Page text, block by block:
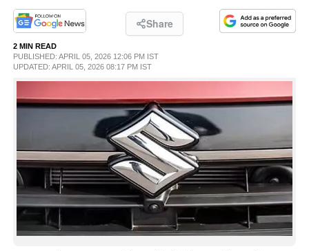
PHOTOS
LIFESTYLE
SPIRITUAL
ART
ASTRO
Share
2 MIN READ
PUBLISHED: APRIL 05, 2026 12:06 PM IST
UPDATED: APRIL 05, 2026 08:17 PM IST